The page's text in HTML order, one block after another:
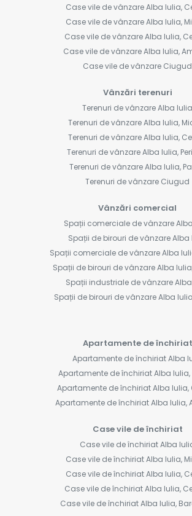
Case vile de vânzare Alba Iulia,
Case vile de vânzare Alba Iulia,
Case vile de vânzare Alba Iulia,
Case vile de vânzare Alba Iulia,
Case vile de vânzare Ciugud
Vânzări terenuri
Terenuri de vânzare Alba Iulia
Terenuri de vânzare Alba Iulia,
Terenuri de vânzare Alba Iulia,
Terenuri de vânzare Alba Iulia,
Terenuri de vânzare Alba Iulia,
Terenuri de vânzare Ciugud
Vânzări comercial
Spații comerciale de vânzare
Spații de birouri de vânzare Alba
Spații comerciale de vânzare Alba
Spații de birouri de vânzare Alba
Spații industriale de vânzare
Spații de birouri de vânzare Alba
Apartamente de închiriat
Apartamente de închiriat Alba
Apartamente de închiriat Alba Iulia,
Apartamente de închiriat Alba Iulia,
Apartamente de închiriat Alba Iulia,
Case vile de închiriat
Case vile de închiriat Alba
Case vile de închiriat Alba Iulia,
Case vile de închiriat Alba Iulia,
Case vile de închiriat Alba Iulia,
Case vile de închiriat Alba Iulia,